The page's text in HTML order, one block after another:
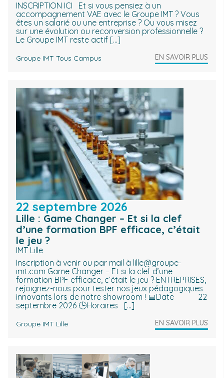
INSCRIPTION ICI Et si vous pensiez à un
accompagnement VAE avec le Groupe IMT ? Vous
êtes un salarié ou une entreprise ? Ou vous misez
sur une évolution ou reconversion professionnelle ?
Le Groupe IMT reste actif […]
Groupe IMT Tous Campus EN SAVOIR PLUS
22 septembre 2026
Lille : Game Changer – Et si la clef
d’une formation BPF efficace, c’était
le jeu ?
IMT Lille
Inscription à venir ou par mail à lille@groupe-
imt.com Game Changer – Et si la clef d’une
formation BPF efficace, c’était le jeu ? ENTREPRISES,
rejoignez-nous pour tester nos jeux pédagogiques
innovants lors de notre showroom ! 📅Date 22
septembre 2026 🕒Horaires […]
Groupe IMT Lille EN SAVOIR PLUS